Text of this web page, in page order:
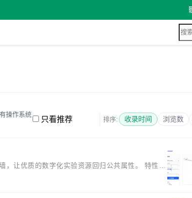
操作系统
只看推荐 排序: 收录时间 浏览数
让优质的数字化实验资源回归公共属性。 特性